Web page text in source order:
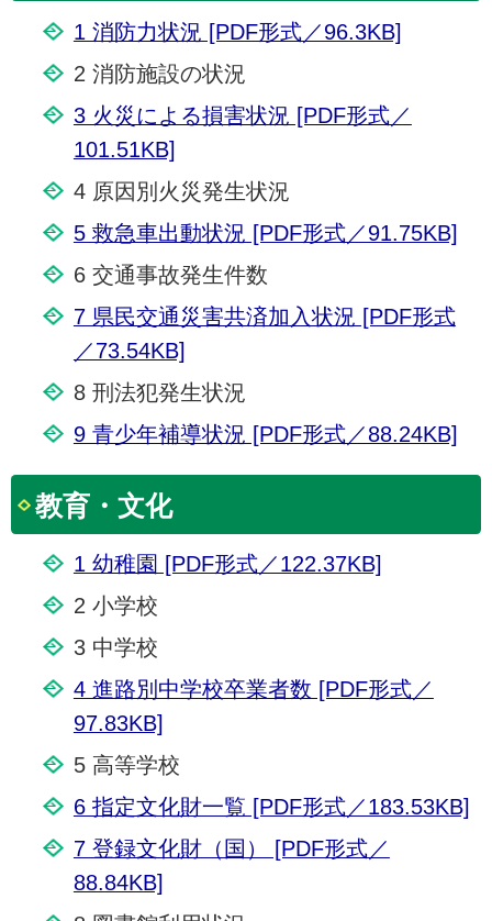
1 消防力状況 [PDF形式／96.3KB]
2 消防施設の状況
3 火災による損害状況 [PDF形式／
101.51KB]
4 原因別火災発生状況
5 救急車出動状況 [PDF形式／91.75KB]
6 交通事故発生件数
7 県民交通災害共済加入状況 [PDF形式
／73.54KB]
8 刑法犯発生状況
9 青少年補導状況 [PDF形式／88.24KB]
教育・文化
1 幼稚園 [PDF形式／122.37KB]
2 小学校
3 中学校
4 進路別中学校卒業者数 [PDF形式／
97.83KB]
5 高等学校
6 指定文化財一覧 [PDF形式／183.53KB]
7 登録文化財（国） [PDF形式／
88.84KB]